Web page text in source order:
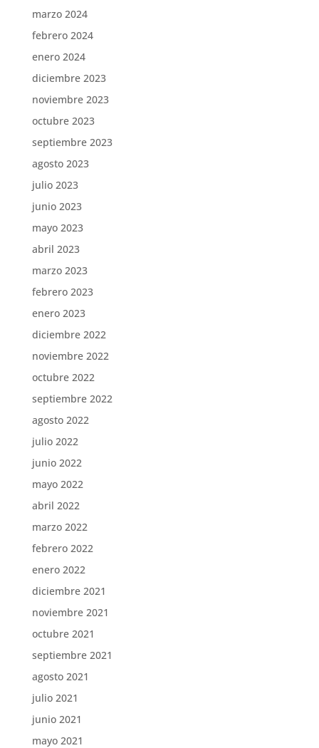
marzo 2024
febrero 2024
enero 2024
diciembre 2023
noviembre 2023
octubre 2023
septiembre 2023
agosto 2023
julio 2023
junio 2023
mayo 2023
abril 2023
marzo 2023
febrero 2023
enero 2023
diciembre 2022
noviembre 2022
octubre 2022
septiembre 2022
agosto 2022
julio 2022
junio 2022
mayo 2022
abril 2022
marzo 2022
febrero 2022
enero 2022
diciembre 2021
noviembre 2021
octubre 2021
septiembre 2021
agosto 2021
julio 2021
junio 2021
mayo 2021